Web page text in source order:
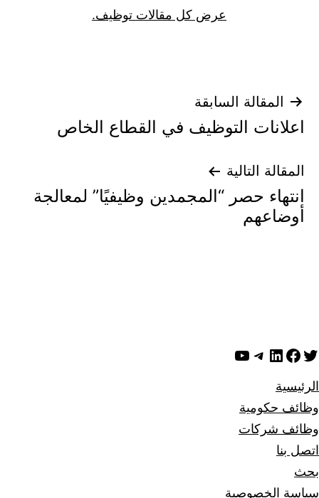
عرض كل مقالات توظيف.
تصفّح
المقالات
المقالة السابقة
اعلانات التوظيف في القطاع الخاص
المقالة التالية
انتهاء حصر “المجمدين وظيفيًا” لمعالجة
أوضاعهم
تويترفيسبوك
لينكد إن تيليجرام
يوتيوب
الرئيسية
وظائف حكومية
وظائف شركات
اتصل بنا
بحث
سياسة الخصوصية